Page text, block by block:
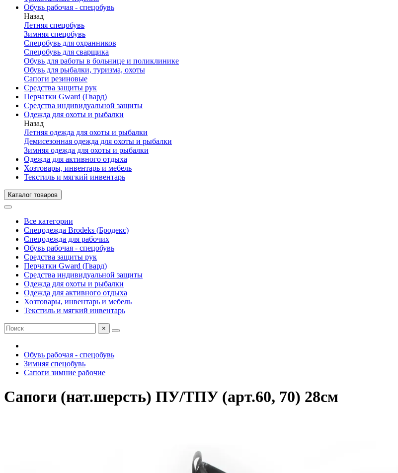
Обувь рабочая - спецобувь
Назад
Летняя спецобувь
Зимняя спецобувь
Спецобувь для охранников
Спецобувь для сварщика
Обувь для работы в больнице и поликлинике
Обувь для рыбалки, туризма, охоты
Сапоги резиновые
Средства защиты рук
Перчатки Gward (Гвард)
Средства индивидуальной защиты
Одежда для охоты и рыбалки
Назад
Летняя одежда для охоты и рыбалки
Демисезонная одежда для охоты и рыбалки
Зимняя одежда для охоты и рыбалки
Одежда для активного отдыха
Хозтовары, инвентарь и мебель
Текстиль и мягкий инвентарь
Каталог товаров
Все категории
Спецодежда Brodeks (Бродекс)
Спецодежда для рабочих
Обувь рабочая - спецобувь
Средства защиты рук
Перчатки Gward (Гвард)
Средства индивидуальной защиты
Одежда для охоты и рыбалки
Одежда для активного отдыха
Хозтовары, инвентарь и мебель
Текстиль и мягкий инвентарь
×
Обувь рабочая - спецобувь
Зимняя спецобувь
Сапоги зимние рабочие
Сапоги (нат.шерсть) ПУ/ТПУ (арт.60, 70) 28см